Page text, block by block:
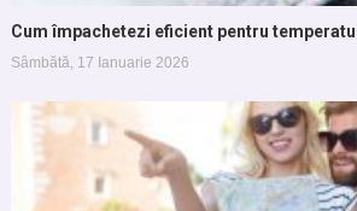
Cum împachetezi eficient pentru
Sâmbătă, 17 Ianuarie 2026